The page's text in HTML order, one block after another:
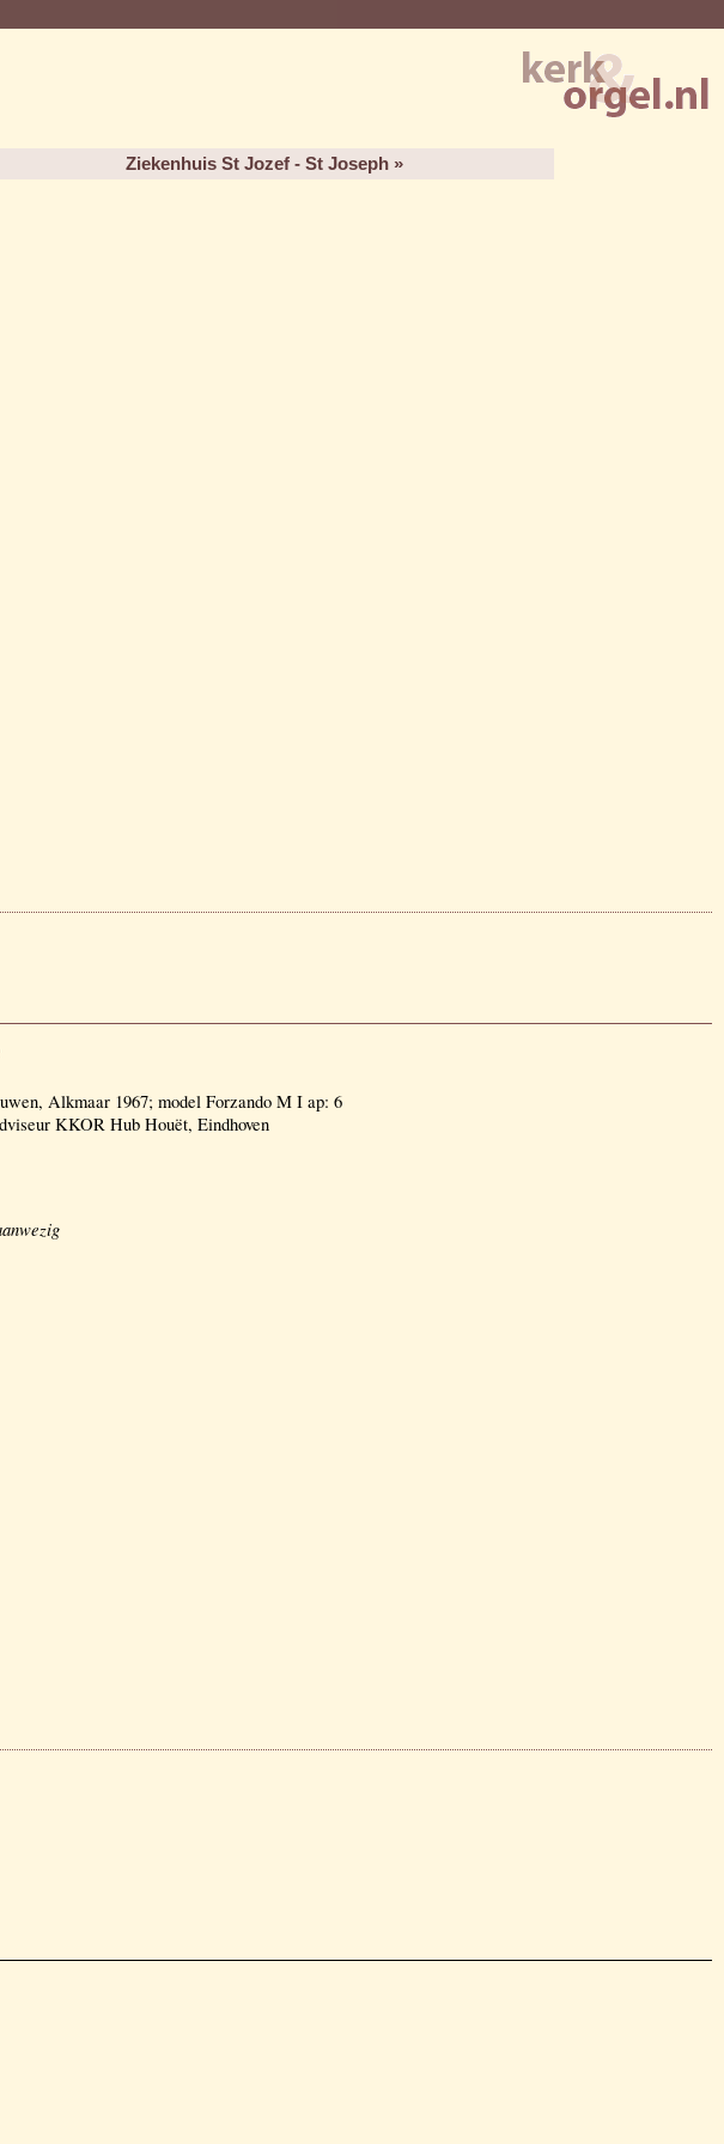
Ziekenhuis St Jozef - St Joseph »
Alkmaar 1967; model Forzando M I ap: 6
KKOR Hub Houët, Eindhoven